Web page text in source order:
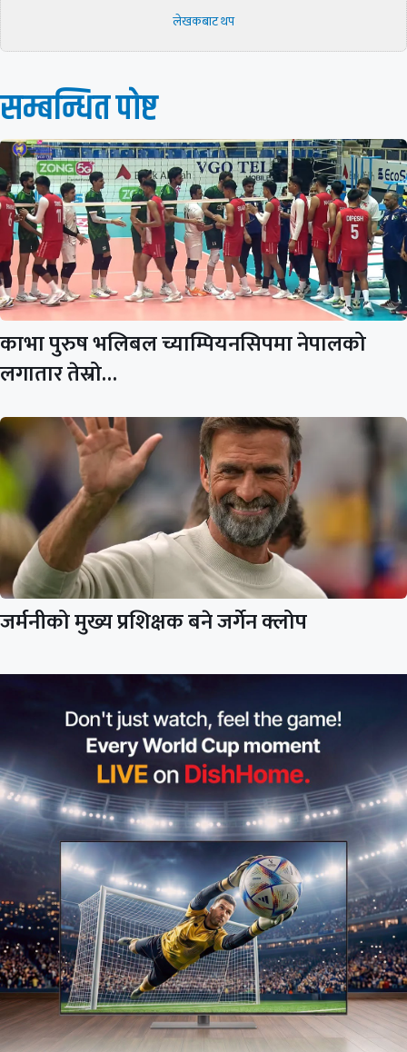
लेखकबाट थप
सम्बन्धित पाेष्ट
काभा पुरुष भलिबल च्याम्पियनसिपमा नेपालको
लगातार तेस्रो…
जर्मनीको मुख्य प्रशिक्षक बने जर्गेन क्लोप